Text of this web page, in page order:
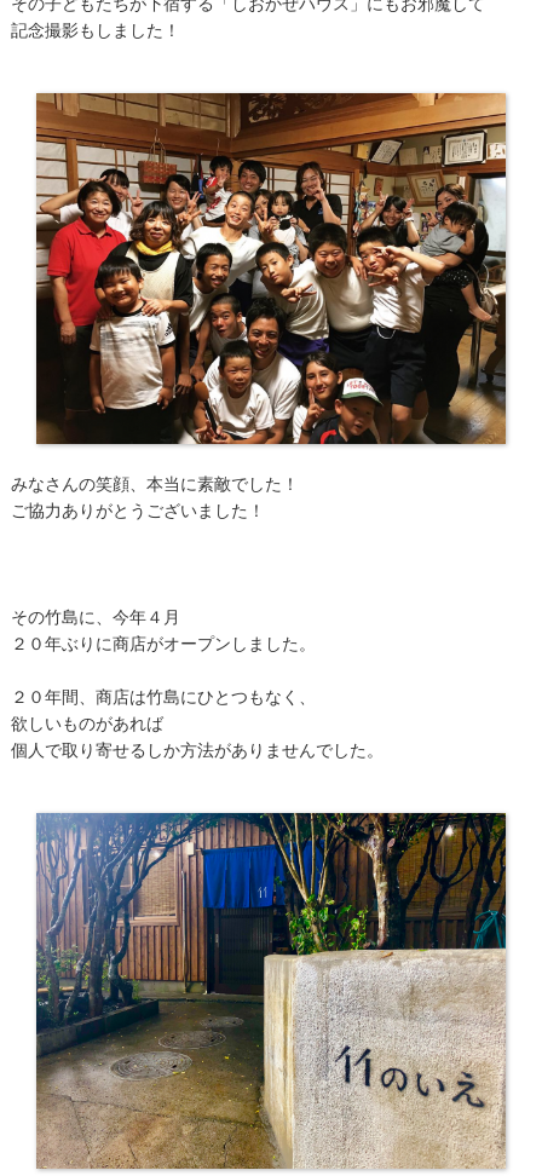
記念撮影もしました！
みなさんの笑顔、本当に素敵でした！
ご協力ありがとうございました！
その竹島に、今年４月
２０年ぶりに商店がオープンしました。
２０年間、商店は竹島にひとつもなく、
欲しいものがあれば
個人で取り寄せるしか方法がありませんでした。